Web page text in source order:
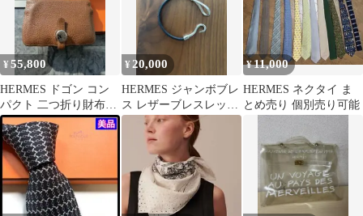
¥55,800
HERMES ドゴン コン
パクト 二つ折り財布
シルバー金具 コイン
ケース ドゴ
¥ 20,000
HERMES ジャンボブレ
ス レザーブレスレット
ブラック シルバー
¥11,000
HERMES ネクタイ ま
とめ売り 個別売り可能